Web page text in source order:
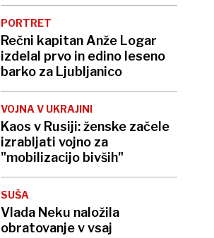
PORTRET
Rečni kapitan Anže Logar
izdelal prvo in edino leseno
barko za Ljubljanico
VOJNA V UKRAJINI
Kaos v Rusiji: ženske začele
izrabljati vojno za
"mobilizacijo bivših"
SUŠA
Vlada Neku naložila
obratovanje v vsaj